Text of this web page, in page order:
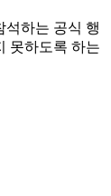
석하는 공식 행
못하도록 하는